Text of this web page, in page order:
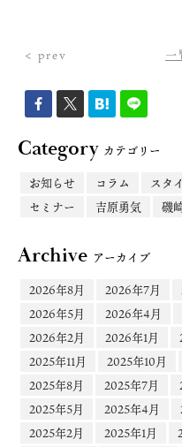
< prev 一
Categoryカテゴリー
お知らせ
コラム
スタ
セミナー
吉原勇気 磯
Archive アーカイブ
2026年8月
2026年7月
2026年5月
2026年4月
2026年2月
2026年1月
2025年11月
2025年10月
2025年8月
2025年7月
2025年5月
2025年4月
2025年2月
2025年1月